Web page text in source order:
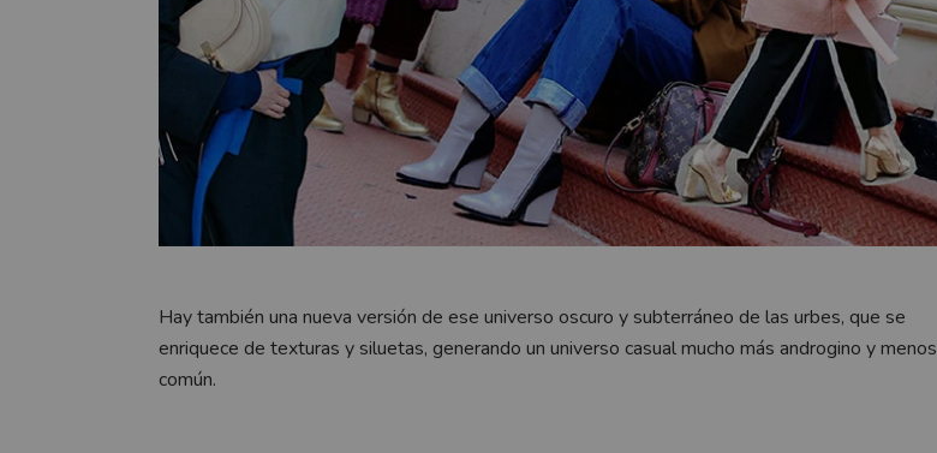
Hay también una nueva versión de ese universo oscuro y subterráneo de las urbes, que se
enriquece de texturas y siluetas, generando un universo casual mucho más androgino y menos
común.